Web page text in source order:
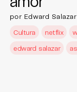
por Edward
Cultura
netflix
edward salazar